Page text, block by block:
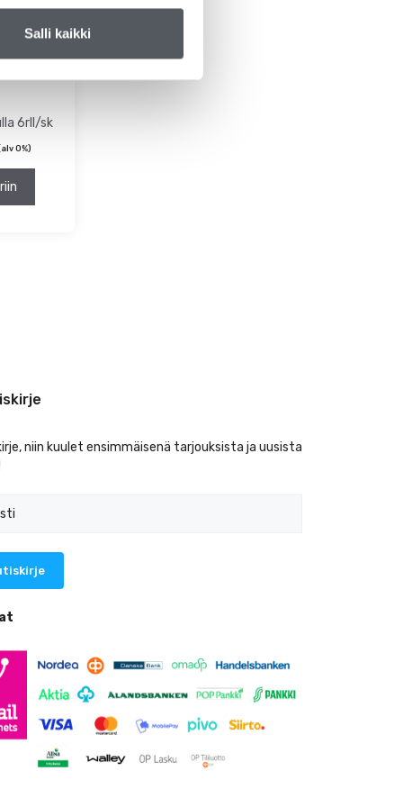
Salli kaikki
6rll/sk
0%)
niin kuulet ensimmäisenä tarjouksista ja uusista